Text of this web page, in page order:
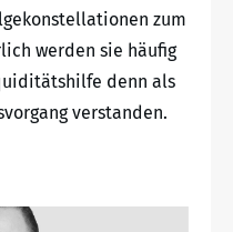
zum
werden sie häufig
denn als
verstanden.